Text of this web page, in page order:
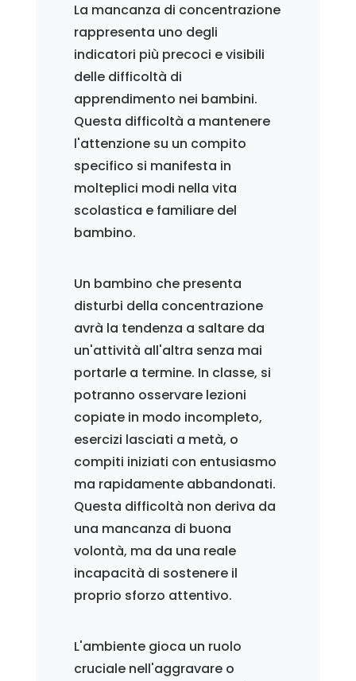
La mancanza di concentrazione
rappresenta uno degli
indicatori più precoci e visibili
delle difficoltà di
apprendimento nei bambini.
Questa difficoltà a mantenere
l'attenzione su un compito
specifico si manifesta in
molteplici modi nella vita
scolastica e familiare del
bambino.
Un bambino che presenta
disturbi della concentrazione
avrà la tendenza a saltare da
un'attività all'altra senza mai
portarle a termine. In classe, si
potranno osservare lezioni
copiate in modo incompleto,
esercizi lasciati a metà, o
compiti iniziati con entusiasmo
ma rapidamente abbandonati.
Questa difficoltà non deriva da
una mancanza di buona
volontà, ma da una reale
incapacità di sostenere il
proprio sforzo attentivo.
L'ambiente gioca un ruolo
cruciale nell'aggravare o